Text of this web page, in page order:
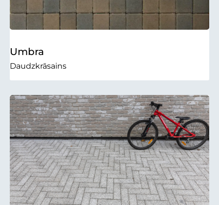
Umbra
Daudzkrāsains